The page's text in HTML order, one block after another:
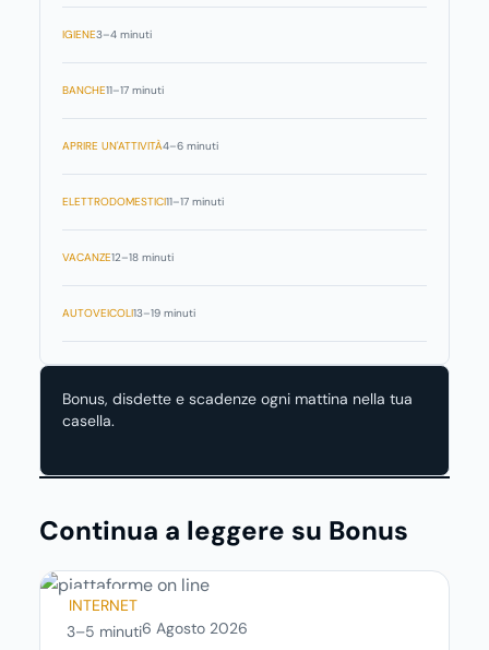
IGIENE3–4 minuti
BANCHE11–17 minuti
APRIRE UN'ATTIVITÀ4–6 minuti
ELETTRODOMESTICI11–17 minuti
VACANZE12–18 minuti
AUTOVEICOLI13–19 minuti
Bonus, disdette e scadenze ogni mattina nella tua
casella.
Continua a leggere su Bonus
INTERNET
3–5 minuti6 Agosto 2026